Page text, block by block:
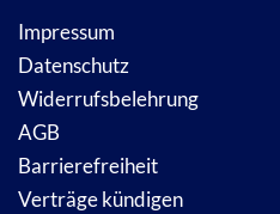
Impressum
Datenschutz
Widerrufsbelehrung
AGB
Barrierefreiheit
Verträge kündigen